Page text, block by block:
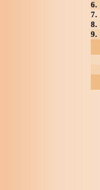
6.
7.
8.
9.